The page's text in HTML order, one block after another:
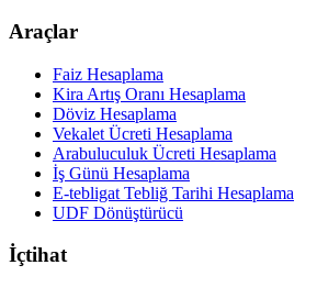
Araçlar
Faiz Hesaplama
Kira Artış Oranı Hesaplama
Döviz Hesaplama
Vekalet Ücreti Hesaplama
Arabuluculuk Ücreti Hesaplama
İş Günü Hesaplama
E-tebligat Tebliğ Tarihi Hesaplama
UDF Dönüştürücü
İçtihat